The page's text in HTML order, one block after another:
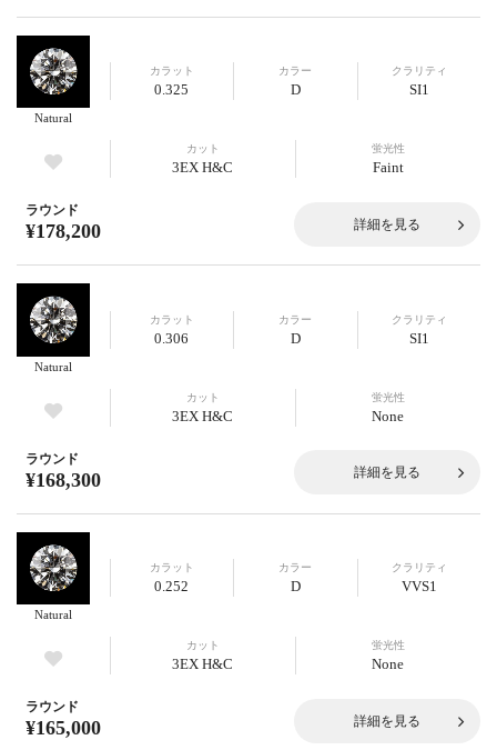
Natural
カラット
0.325
カラー
D
クラリティ
SI1
カット
3EX H&C
蛍光性
Faint
ラウンド
¥178,200 詳細を見る
Natural
カラット
0.306
カラー
D
クラリティ
SI1
カット
3EX H&C
蛍光性
None
ラウンド
¥168,300 詳細を見る
Natural
カラット
0.252
カラー
D
クラリティ
VVS1
カット
3EX H&C
蛍光性
None
ラウンド
¥165,000 詳細を見る